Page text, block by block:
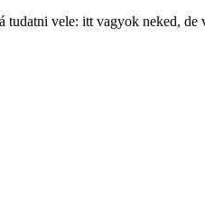
vele: itt vagyok neked, de